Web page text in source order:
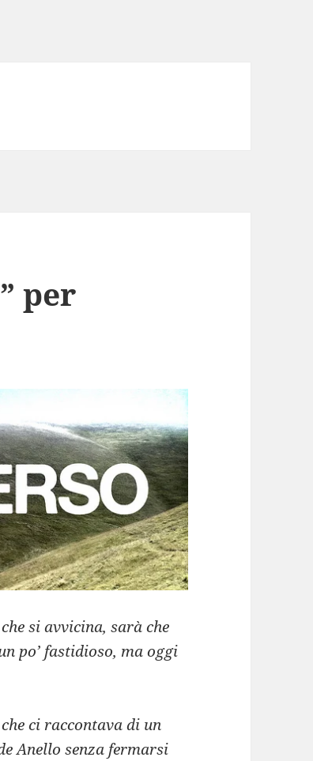
per
si avvicina, sarà che
po’ fastidioso, ma oggi
ci raccontava di un
Anello senza fermarsi